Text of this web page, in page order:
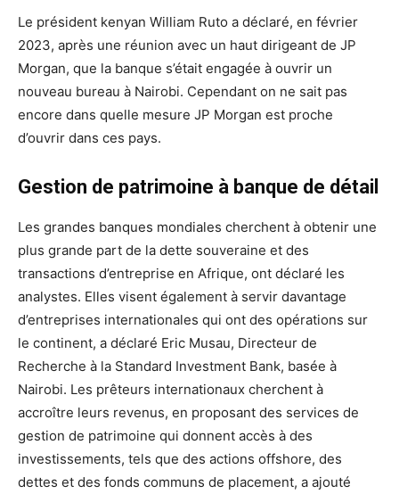
Le président kenyan William Ruto a déclaré, en février
2023, après une réunion avec un haut dirigeant de JP
Morgan, que la banque s’était engagée à ouvrir un
nouveau bureau à Nairobi. Cependant on ne sait pas
encore dans quelle mesure JP Morgan est proche
d’ouvrir dans ces pays.
Gestion de patrimoine à banque de détail
Les grandes banques mondiales cherchent à obtenir une
plus grande part de la dette souveraine et des
transactions d’entreprise en Afrique, ont déclaré les
analystes. Elles visent également à servir davantage
d’entreprises internationales qui ont des opérations sur
le continent, a déclaré Eric Musau, Directeur de
Recherche à la Standard Investment Bank, basée à
Nairobi. Les prêteurs internationaux cherchent à
accroître leurs revenus, en proposant des services de
gestion de patrimoine qui donnent accès à des
investissements, tels que des actions offshore, des
dettes et des fonds communs de placement, a ajouté